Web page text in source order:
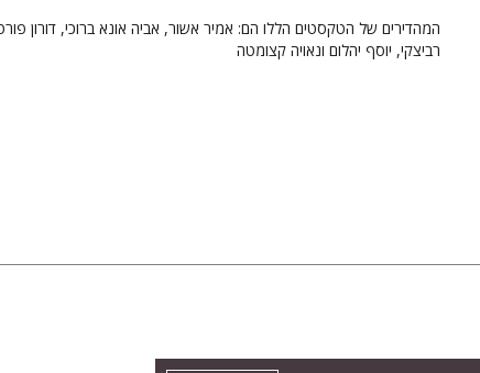
המהדירים של הטקסטים הללו הם: אמיר אשור, אביה אונא ברוכי, דורון
רביצקי, יוסף יהלום ונאויה קצומטה